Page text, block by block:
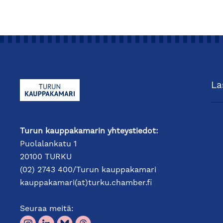
Turun kauppakamarin yhteystiedot:
Puolalankatu 1
20100 TURKU
(02) 2743 400/Turun kauppakamari
kauppakamari(at)turku.chamber.fi
Seuraa meitä: